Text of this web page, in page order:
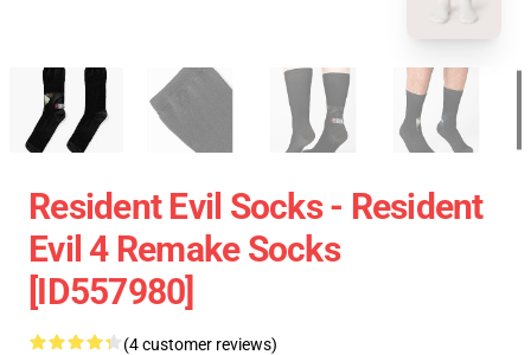
Resident Evil Socks - Resident
Evil 4 Remake Socks
[ID557980]
(4 customer reviews)